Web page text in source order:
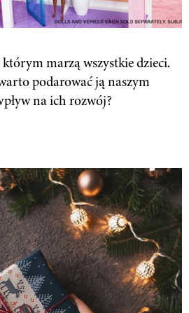
marzą wszystkie dzieci.
podarować ją naszym
na ich rozwój?